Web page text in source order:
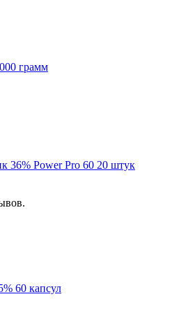
грамм
36% Power Pro 60 20 штук
60 капсул